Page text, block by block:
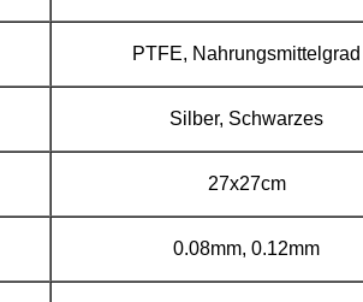
PTFE, Nahrungsmittelgrad
Silber, Schwarzes
27x27cm
0.08mm, 0.12mm